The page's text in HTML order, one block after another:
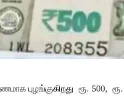
புழங்குகிறது ரூ. 500, ரூ.